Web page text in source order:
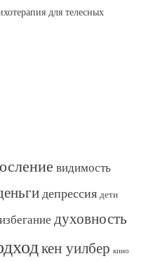
для телесных
видимость
депрессия дети
духовность
кен уилбер кино